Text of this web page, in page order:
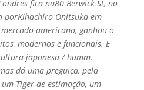
fica na80 Berwick St, no
porKihachiro Onitsuka em
americano, ganhou o
modernos e funcionais. E
japonesa / humm.
dá uma preguiça, pela
Tiger de estimação, um